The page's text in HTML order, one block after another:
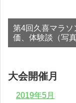
第4回久喜マラ
価、体験談（写
大会開催月
2019年5月